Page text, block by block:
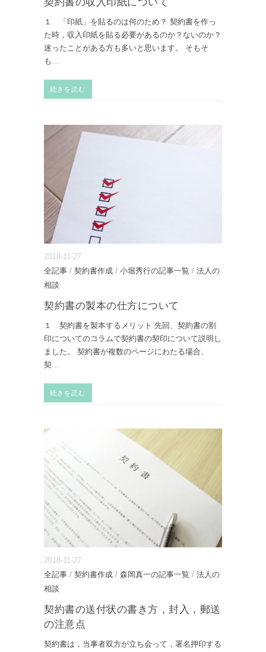
１ 「印紙」を貼るのは何のため？ 契約書を作っ
た時，収入印紙を貼る必要があるのか？ないのか？
迷ったことがある方も多いと思います。 そもそ
も ...
続きを読む
2018-11-27
全記事 / 契約書作成 / 小堀秀行の記事一覧 / 法人の
相談
契約書の製本の仕方について
１ 契約書を製本するメリット 先回、契約書の割
印についてのコラムで契約書の契印について説明し
ました。 契約書が複数のページにわたる場合、
契...
続きを読む
2018-11-27
全記事 / 契約書作成 / 森岡真一の記事一覧 / 法人の
相談
契約書の送付状の書き方，封入，郵送
の注意点
契約書は，当事者双方が立ち会って，署名押印する